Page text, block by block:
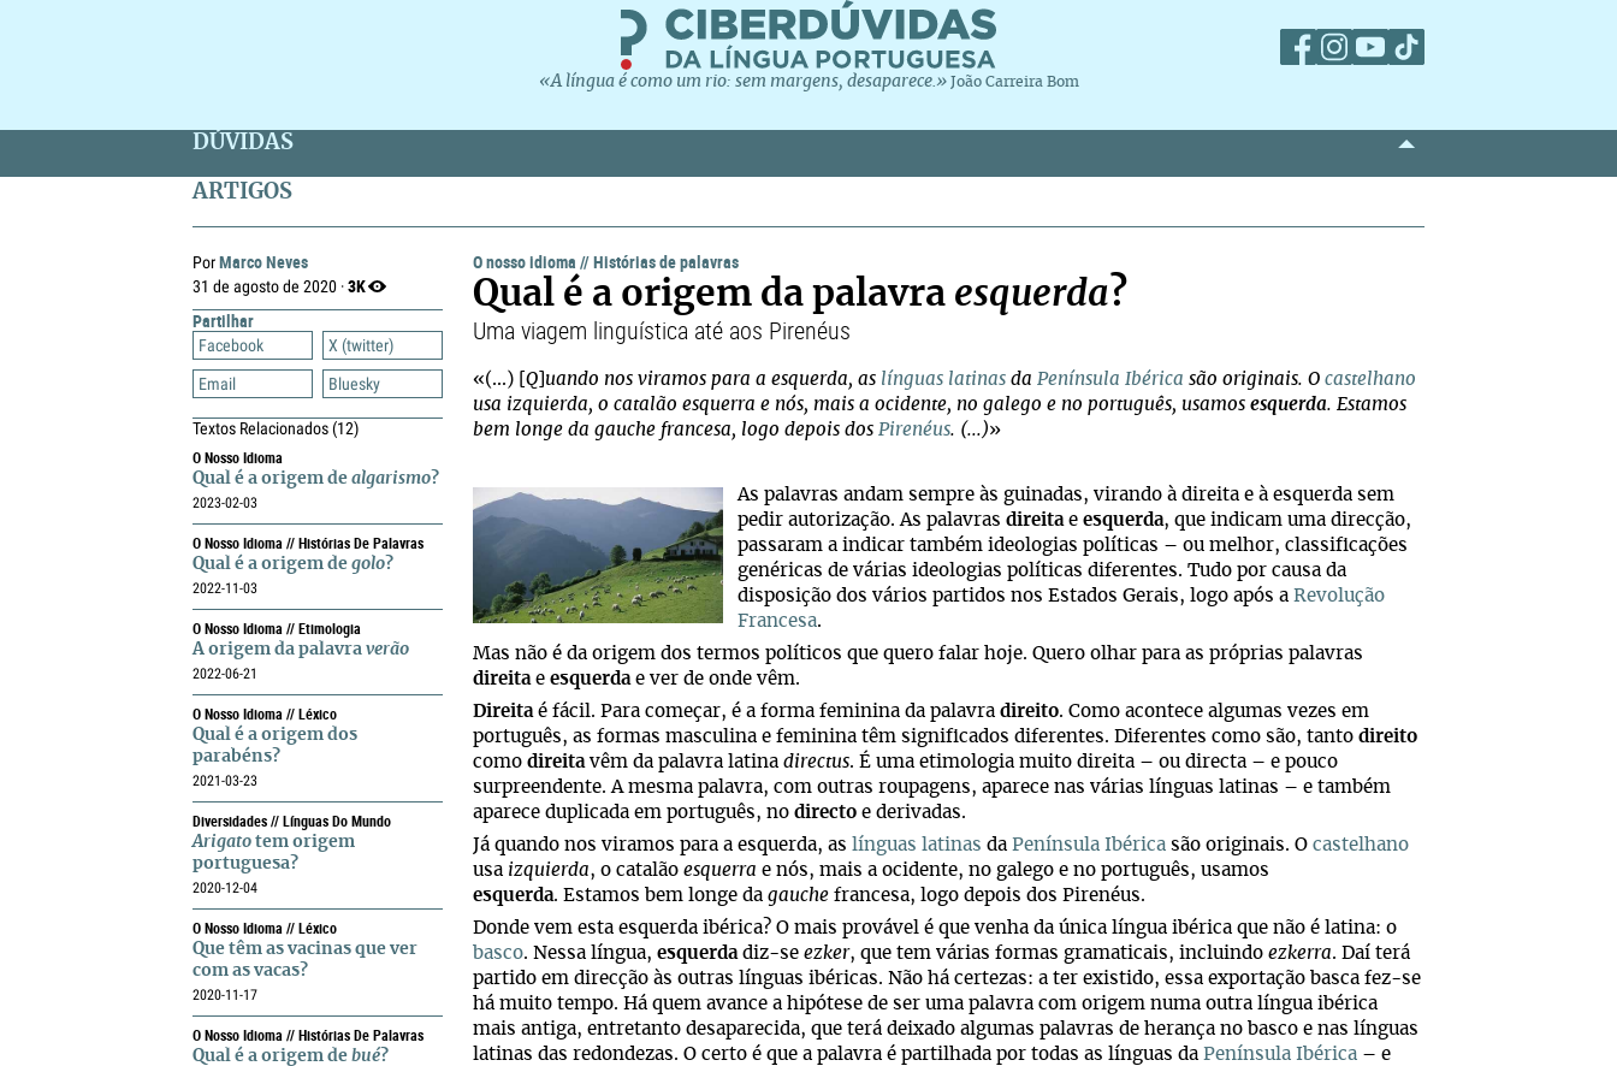
«A língua é como um rio: sem margens, desaparece.» João Carreira Bom
DÚVIDAS
ARTIGOS
PorMarco Neves
31 de agosto de 2020 ·3K
Partilhar
Facebook
X (twitter)
Email
Bluesky
Textos Relacionados(12)
O Nosso Idioma
Qual é a origem de algarismo?
2023-02-03
O Nosso Idioma // Histórias De Palavras
Qual é a origem de golo?
2022-11-03
O Nosso Idioma // Etimologia
A origem da palavra verão
2022-06-21
O Nosso Idioma // Léxico
Qual é a origem dos
parabéns?
2021-03-23
Diversidades // Línguas Do Mundo
Arigato tem origem
portuguesa?
2020-12-04
O Nosso Idioma // Léxico
Que têm as vacinas que ver
com as vacas?
2020-11-17
O Nosso Idioma // Histórias De Palavras
Qual é a origem de bué?
O nosso idioma //Histórias de palavras
Qual é a origem da palavra esquerda?
Uma viagem linguística até aos Pirenéus
«(...) [ Q uando nos viramos para a esquerda, as línguas latinas da Península Ibérica são originais. O castelhano
usa izquierda, o catalão esquerra e nós, mais a ocidente, no galego e no português, usamos esquerda. Estamos
bem longe da gauche francesa, logo depois dos Pirenéus. (...)»
As palavras andam sempre às guinadas, virando à direita e à esquerda sem
pedir autorização. As palavras direitae esquerda, que indicam uma direcção,
passaram a indicar também ideologias políticas – ou melhor, classificações
genéricas de várias ideologias políticas diferentes. Tudo por causa da
disposição dos vários partidos nos Estados Gerais, logo após a Revolução
Francesa.
Mas não é da origem dos termos políticos que quero falar hoje. Quero olhar para as próprias palavras
direitae esquerdae ver de onde vêm.
Direitaé fácil. Para começar, é a forma feminina da palavra direito. Como acontece algumas vezes em
português, as formas masculina e feminina têm significados diferentes. Diferentes como são, tanto direito
como direitavêm da palavra latina directus. É uma etimologia muito direita – ou directa – e pouco
surpreendente. A mesma palavra, com outras roupagens, aparece nas várias línguas latinas – e também
aparece duplicada em português, no directo e derivadas.
Já quando nos viramos para a esquerda, as línguas latinas da Península Ibérica são originais. O castelhano
usa izquierda, o catalão esquerra e nós, mais a ocidente, no galego e no português, usamos
esquerda. Estamos bem longe da gauche francesa, logo depois dos Pirenéus.
Donde vem esta esquerda ibérica? O mais provável é que venha da única língua ibérica que não é latina: o
basco. Nessa língua, esquerdadiz-se ezker, que tem várias formas gramaticais, incluindo ezkerra. Daí terá
partido em direcção às outras línguas ibéricas. Não há certezas: a ter existido, essa exportação basca fez-se
há muito tempo. Há quem avance a hipótese de ser uma palavra com origem numa outra língua ibérica
mais antiga, entretanto desaparecida, que terá deixado algumas palavras de herança no basco e nas línguas
latinas das redondezas. O certo é que a palavra é partilhada por todas as línguas da Península Ibérica – e